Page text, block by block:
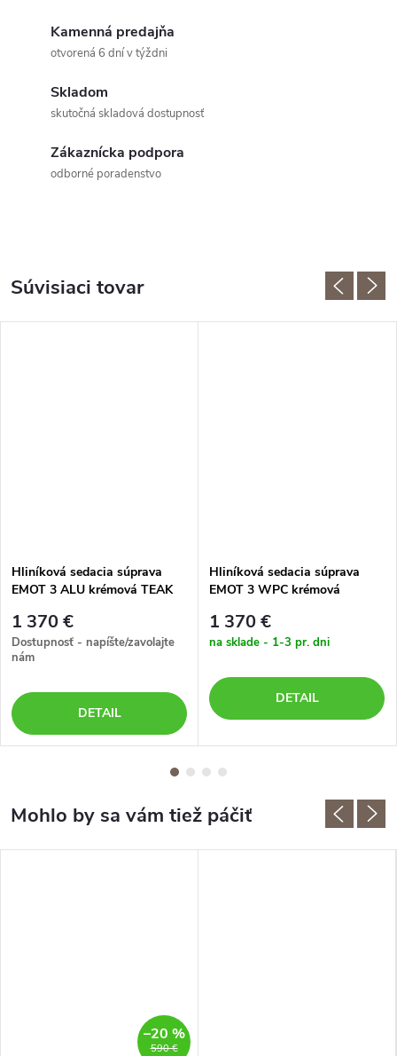
Kamenná predajňa
otvorená 6 dní v týždni
Skladom
skutočná skladová dostupnosť
Zákaznícka podpora
odborné poradenstvo
Súvisiaci tovar
Hliníková sedacia súprava
EMOT 3 ALU krémová TEAK
1 370 €
Dostupnosť - napíšte/zavolajte
nám
DETAIL
Hliníková sedacia súprava
EMOT 3 WPC krémová
1 370 €
na sklade - 1-3 pr. dni
DETAIL
590 €
–20 %